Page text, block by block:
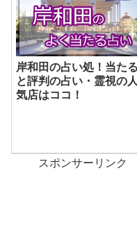
岸和田の占い処！当たる
と評判の占い・霊視の人
気店はココ！
スポンサーリンク